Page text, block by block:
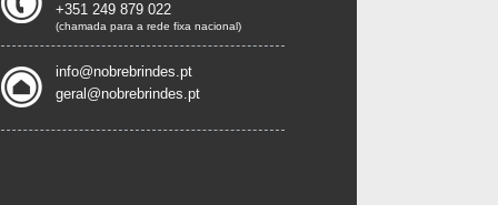
+351 249 879 022
(chamada para a rede fixa nacional)
info@nobrebrindes.pt
geral@nobrebrindes.pt